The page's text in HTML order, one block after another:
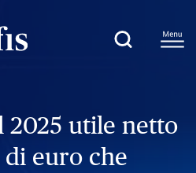
2025 utile netto
euro che